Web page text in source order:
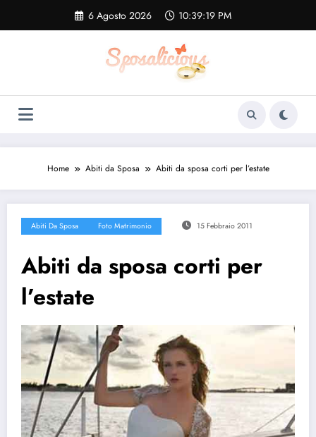
contenuto
6 Agosto 2026 10:39:19 PM
Home Abiti da Sposa Abiti da sposa corti per l’estate
Abiti Da Sposa Foto Matrimonio 15 Febbraio 2011
Abiti da sposa corti per
l’estate